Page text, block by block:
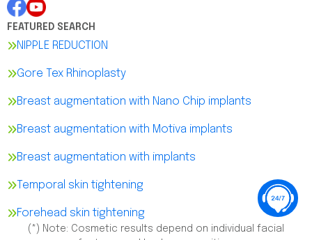
FEATURED SEARCH
NIPPLE REDUCTION
Gore Tex Rhinoplasty
Breast augmentation with Nano Chip implants
Breast augmentation with Motiva implants
Breast augmentation with implants
Temporal skin tightening
Forehead skin tightening
(*) Note: Cosmetic results depend on individual facial